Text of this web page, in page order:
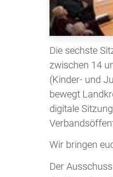
Die sechste
zwischen 14
(Kinder- und
bewegt
digitale
Wir bringen
Der